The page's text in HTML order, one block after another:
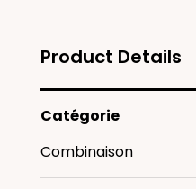
Product Details
Catégorie
Combinaison